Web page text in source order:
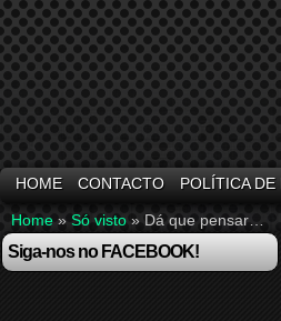
HOME CONTACTO POLÍTICA DE
Home » Só visto » Dá que pensar…
Siga-nos no FACEBOOK!